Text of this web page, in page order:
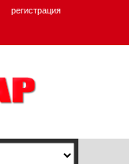
регистрация